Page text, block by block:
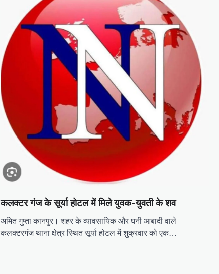
कलक्टर गंज के सूर्या होटल में मिले युवक-युवती के शव
अमित गुप्ता कानपुर। शहर के व्यावसायिक और घनी आबादी वाले
कलक्टरगंज थाना क्षेत्र स्थित सूर्या होटल में शुक्रवार को एक…